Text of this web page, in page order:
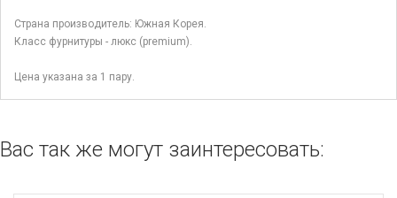
Страна производитель: Южная Корея.
Класс фурнитуры - люкс (premium).
Цена указана за 1 пару.
Вас так же могут заинтересовать: